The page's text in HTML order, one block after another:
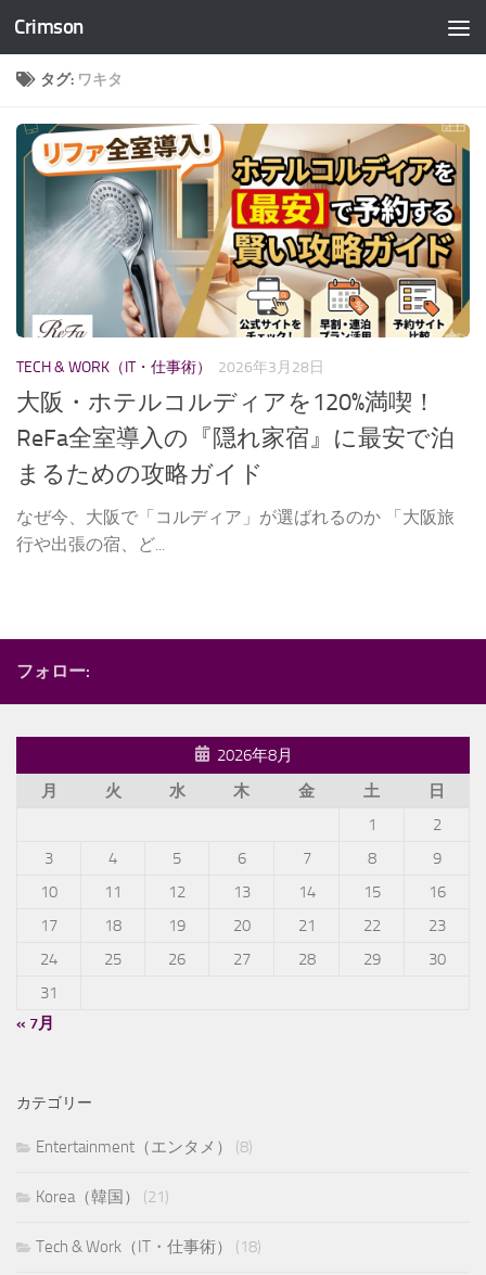
コンテンツへスキップ
Crimson
タグ: ワキタ
TECH & WORK（IT・仕事術） 2026年3月28日
大阪・ホテルコルディアを120%満喫！
ReFa全室導入の『隠れ家宿』に最安で泊
まるための攻略ガイド
なぜ今、大阪で「コルディア」が選ばれるのか 「大阪旅
行や出張の宿、ど...
フォロー:
2026年8月
月
火 水 木 金 土
日
1
2
3
4 5 6 7 8
9
10
11 12 13 14 15
16
17
18 19 20 21 22
23
24
25 26 27 28 29
30
31
« 7月
カテゴリー
Entertainment（エンタメ） (8)
Korea（韓国） (21)
Tech & Work（IT・仕事術） (18)